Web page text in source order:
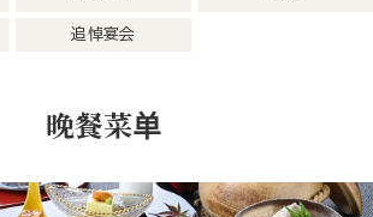
追悼宴会
晚餐菜单